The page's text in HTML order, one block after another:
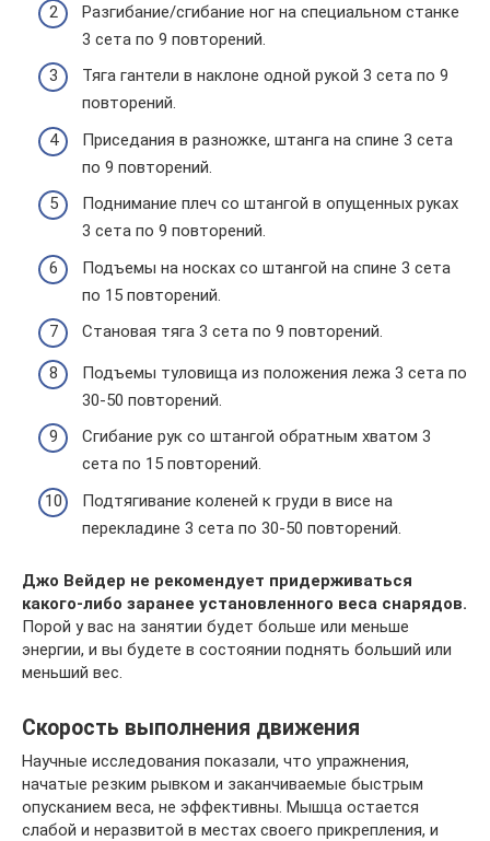
Разгибание/сгибание ног на специальном станке
3 сета по 9 повторений.
Тяга гантели в наклоне одной рукой 3 сета по 9
повторений.
Приседания в разножке, штанга на спине 3 сета
по 9 повторений.
Поднимание плеч со штангой в опущенных руках
3 сета по 9 повторений.
Подъемы на носках со штангой на спине 3 сета
по 15 повторений.
Становая тяга 3 сета по 9 повторений.
Подъемы туловища из положения лежа 3 сета по
30-50 повторений.
Сгибание рук со штангой обратным хватом 3
сета по 15 повторений.
Подтягивание коленей к груди в висе на
перекладине 3 сета по 30-50 повторений.
Джо Вейдер не рекомендует придерживаться
какого-либо заранее установленного веса снарядов.
Порой у вас на занятии будет больше или меньше
энергии, и вы будете в состоянии поднять больший или
меньший вес.
Скорость выполнения движения
Научные исследования показали, что упражнения,
начатые резким рывком и заканчиваемые быстрым
опусканием веса, не эффективны. Мышца остается
слабой и неразвитой в местах своего прикрепления, и